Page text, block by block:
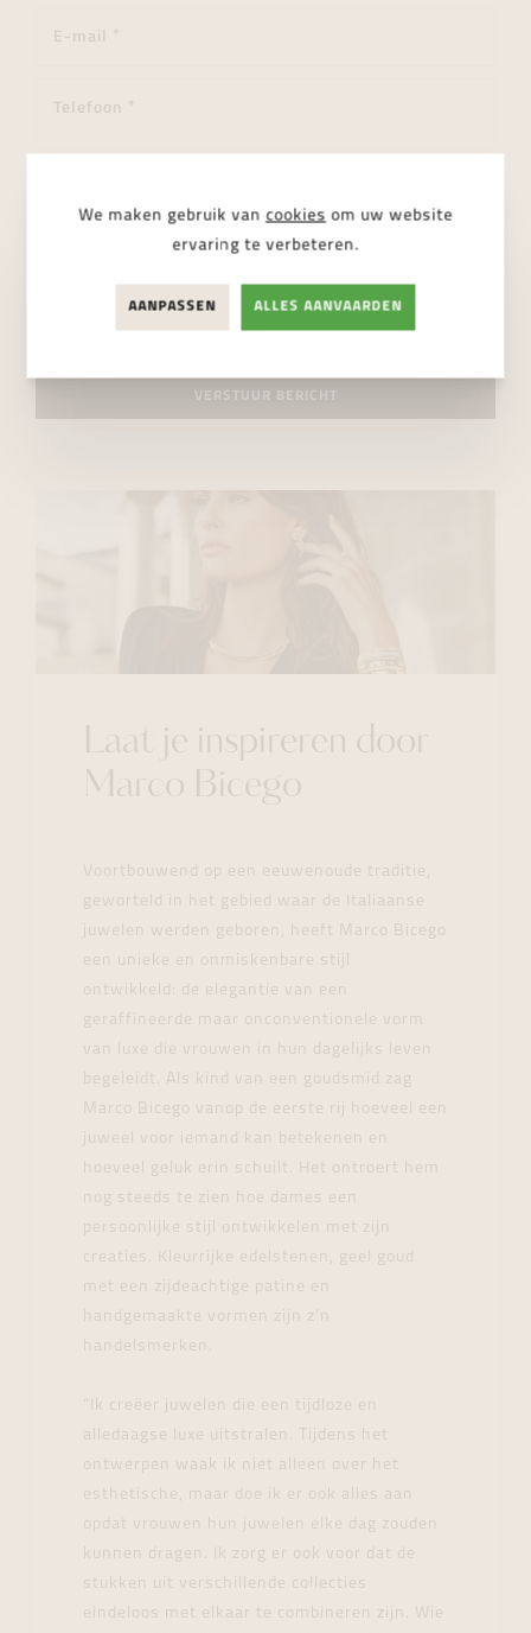
VERSTUUR BERICHT
Laat je inspireren door
Marco Bicego
Voortbouwend op een eeuwenoude traditie,
geworteld in het gebied waar de Italiaanse
juwelen werden geboren, heeft Marco Bicego
een unieke en onmiskenbare stijl
ontwikkeld: de elegantie van een
geraffineerde maar onconventionele vorm
van luxe die vrouwen in hun dagelijks leven
begeleidt. Als kind van een goudsmid zag
Marco Bicego vanop de eerste rij hoeveel een
juweel voor iemand kan betekenen en
hoeveel geluk erin schuilt. Het ontroert hem
nog steeds te zien hoe dames een
persoonlijke stijl ontwikkelen met zijn
creaties. Kleurrijke edelstenen, geel goud
met een zijdeachtige patine en
handgemaakte vormen zijn z’n
handelsmerken.
“Ik creëer juwelen die een tijdloze en
alledaagse luxe uitstralen. Tijdens het
ontwerpen waak ik niet alleen over het
esthetische, maar doe ik er ook alles aan
opdat vrouwen hun juwelen elke dag zouden
kunnen dragen. Ik zorg er ook voor dat de
stukken uit verschillende collecties
eindeloos met elkaar te combineren zijn. Wie
We maken gebruik van cookies om uw website
ervaring te verbeteren.
AANPASSEN ALLES AANVAARDEN